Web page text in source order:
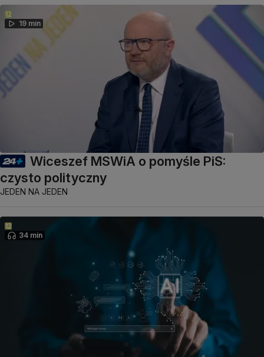
19 min
Wiceszef MSWiA o pomyśle PiS:
czysto polityczny
JEDEN NA JEDEN
34 min